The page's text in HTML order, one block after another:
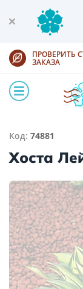
ПРОВЕРИТЬ
ЗАКАЗА
Код: 74881
Хоста